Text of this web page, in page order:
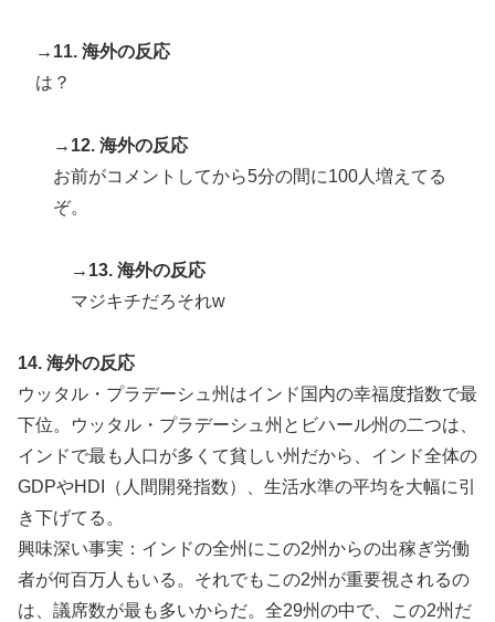
→11. 海外の反応
は？
→12. 海外の反応
お前がコメントしてから5分の間に100人増えてる
ぞ。
→13. 海外の反応
マジキチだろそれw
14. 海外の反応
ウッタル・プラデーシュ州はインド国内の幸福度指数で最
下位。ウッタル・プラデーシュ州とビハール州の二つは、
インドで最も人口が多くて貧しい州だから、インド全体の
GDPやHDI（人間開発指数）、生活水準の平均を大幅に引
き下げてる。
興味深い事実：インドの全州にこの2州からの出稼ぎ労働
者が何百万人もいる。それでもこの2州が重要視されるの
は、議席数が最も多いからだ。全29州の中で、この2州だ